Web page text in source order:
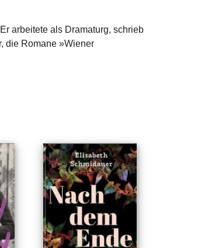
arbeitete als Dramaturg, schrieb
die Romane »Wiener